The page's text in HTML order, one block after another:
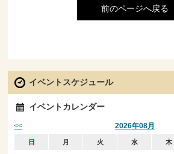
前のページへ戻る
イベントスケジュール
イベントカレンダー
2026年08月
<<
日 月 火 水 木